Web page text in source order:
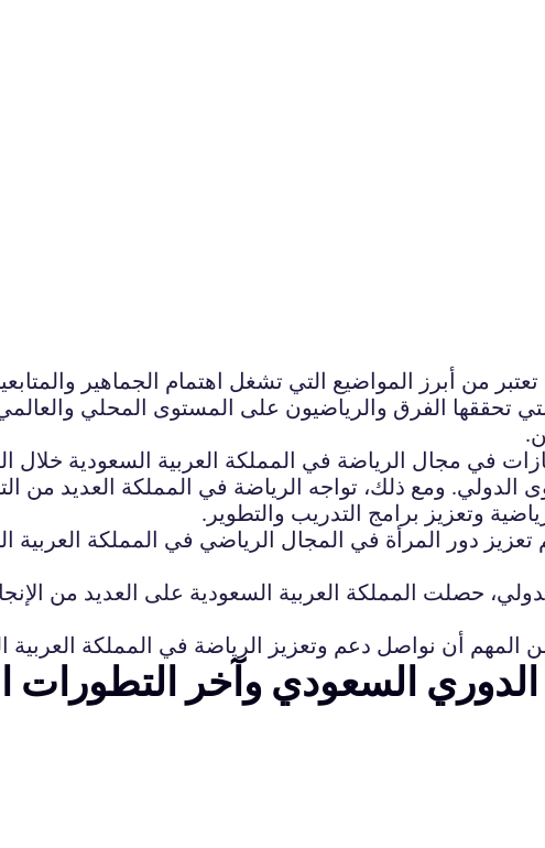
تعتبر من أبرز المواضيع التي تشغل اهتمام الجماهير
تحققها الفرق والرياضيون على المستوى المحلي
في مجال الرياضة في المملكة العربية السعودية خلال
الدولي. ومع ذلك، تواجه الرياضة في المملكة العديد من
وتعزيز برامج التدريب والتطوير.
تعزيز دور المرأة في المجال الرياضي في المملكة
حصلت المملكة العربية السعودية على العديد من
الدوري السعودي وآخر التطورات